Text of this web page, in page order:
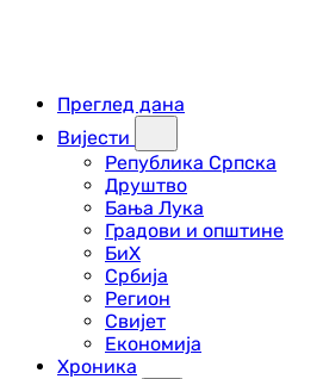
Преглед дана
Вијести
Република Српска
Друштво
Бања Лука
Градови и општине
БиХ
Србија
Регион
Свијет
Економија
Хроника